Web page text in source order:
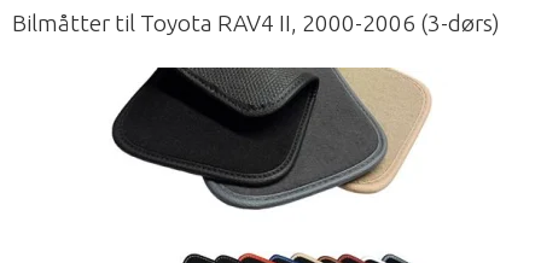
Bilmåtter til Toyota RAV4 II, 2000-2006 (3-dørs)